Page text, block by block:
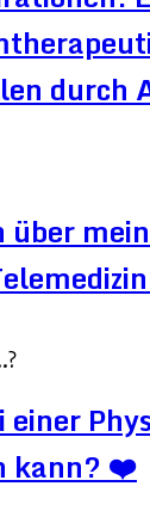
durch
kann? ❤️